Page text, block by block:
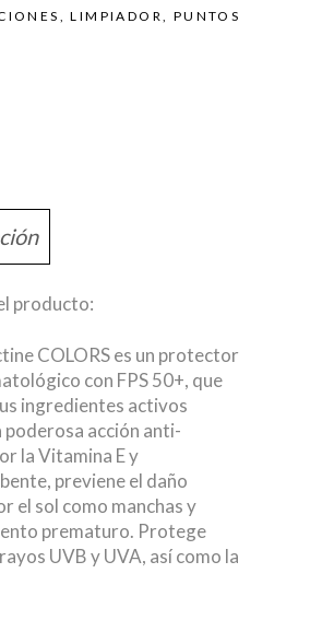
,LIMPIADOR, PUNTOS
producto:
COLORS es un protector
con FPS 50+, que
ingredientes activos
poderosa acción anti-
la Vitamina E y
previene el daño
el sol como manchas y
prematuro. Protege
UVB y UVA, así como la